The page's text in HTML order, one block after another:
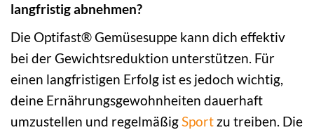
langfristig abnehmen?
Die Optifast® Gemüsesuppe kann dich effektiv
bei der Gewichtsreduktion unterstützen. Für
einen langfristigen Erfolg ist es jedoch wichtig,
deine Ernährungsgewohnheiten dauerhaft
umzustellen und regelmäßigSport zu treiben. Die